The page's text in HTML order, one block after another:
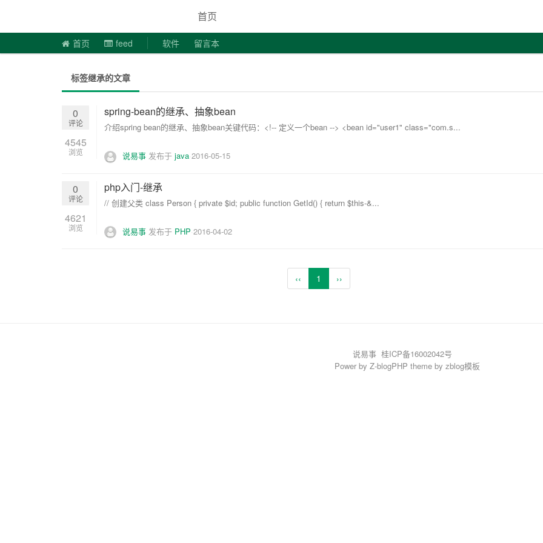
说易事
首页
首页 feed 软件 留言本
标签继承的文章
0
评论
4545
浏览
spring-bean的继承、抽象bean
介绍spring bean的继承、抽象bean关键代码：<!-- 定义一个bean --> <bean id="user1" class="com.s...
说易事 发布于 java 2016-05-15
0
评论
4621
浏览
php入门-继承
// 创建父类 class Person { private $id; public function GetId() { return $this-&...
说易事 发布于 PHP 2016-04-02
‹‹ 1 ››
说易事 桂ICP备16002042号
Power by Z-blogPHP theme by zblog模板